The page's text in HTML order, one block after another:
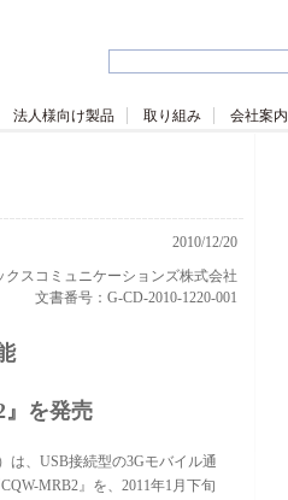
法人様向け製品 取り組み 会社案内
2010/12/20
クスコミュニケーションズ株式会社
文書番号：G-CD-2010-1220-001
を発売
は、USB接続型の3Gモバイル通
MRB2』を、2011年1月下旬